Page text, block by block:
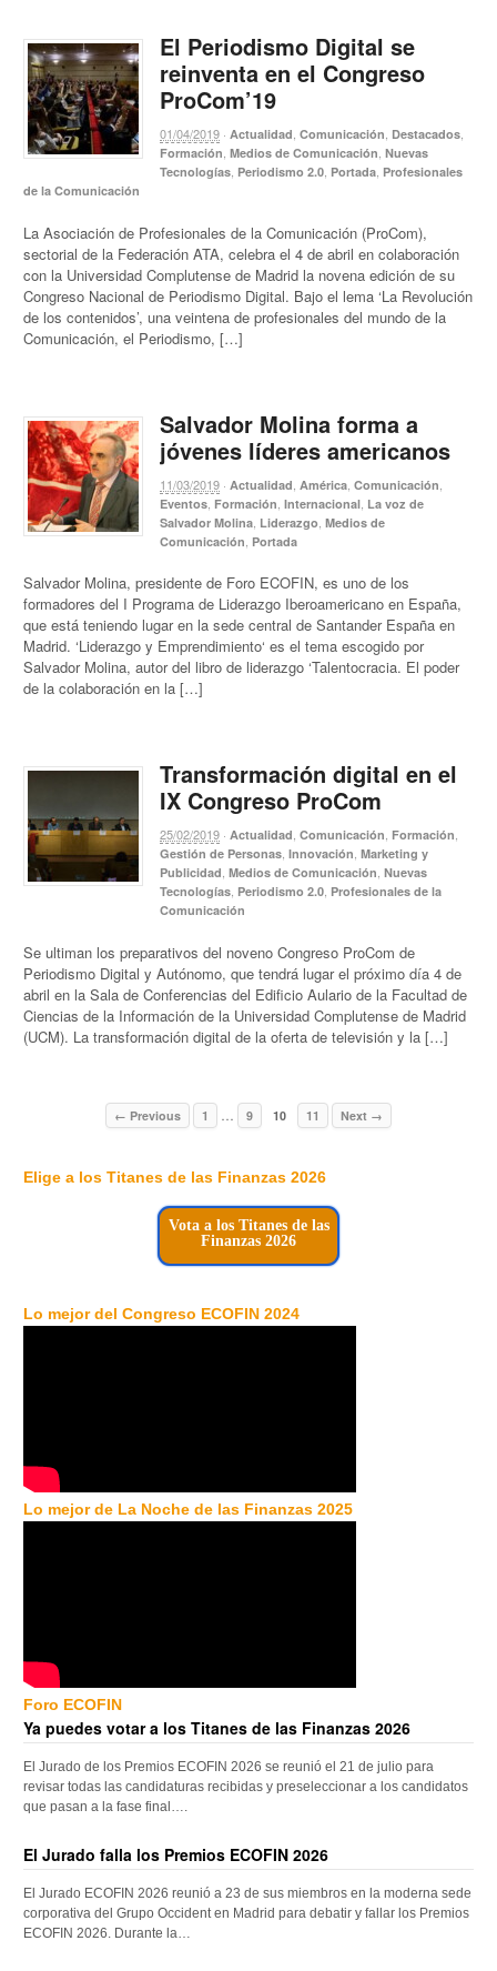
El Periodismo Digital se
reinventa en el Congreso
ProCom’19
01/04/2019 · Actualidad ,Comunicación Destacados
Formación ,Medios de Comunicación ,Nuevas
Tecnologías Periodismo 2.0 Portada Profesionales
de la Comunicación
La Asociación de Profesionales de la Comunicación (ProCom),
sectorial de la Federación ATA, celebra el 4 de abril en colaboración
con la Universidad Complutense de Madrid la novena edición de su
Congreso Nacional de Periodismo Digital. Bajo el lema ‘La Revolución
de los contenidos’, una veintena de profesionales del mundo de la
Comunicación, el Periodismo, […]
Salvador Molina forma a
jóvenes líderes americanos
11/03/2019 · Actualidad América ,Comunicación
Eventos Formación ,Internacional La voz de
Salvador Molina Liderazgo ,Medios de
Comunicación Portada
Salvador Molina, presidente de Foro ECOFIN, es uno de los
formadores del I Programa de Liderazgo Iberoamericano en España,
que está teniendo lugar en la sede central de Santander España en
Madrid. ‘Liderazgo y Emprendimiento‘ es el tema escogido por
Salvador Molina, autor del libro de liderazgo ‘Talentocracia. El poder
de la colaboración en la […]
Transformación digital en el
IX Congreso ProCom
25/02/2019 · Actualidad ,Comunicación Formación
Gestión de Personas ,Innovación ,Marketing y
Publicidad ,Medios de Comunicación ,Nuevas
Tecnologías Periodismo 2.0 Profesionales de la
Comunicación
Se ultiman los preparativos del noveno Congreso ProCom de
Periodismo Digital y Autónomo, que tendrá lugar el próximo día 4 de
abril en la Sala de Conferencias del Edificio Aulario de la Facultad de
Ciencias de la Información de la Universidad Complutense de Madrid
(UCM). La transformación digital de la oferta de televisión y la […]
← Previous 1 9 10 11 Next →
Elige a los Titanes de las Finanzas 2026
Vota a los Titanes de las
Finanzas 2026
Lo mejor del Congreso ECOFIN 2024
Lo mejor de La Noche de las Finanzas 2025
Foro ECOFIN
Ya puedes votar a los Titanes de las Finanzas 2026
El Jurado de los Premios ECOFIN 2026 se reunió el 21 de julio para
revisar todas las candidaturas recibidas y preseleccionar a los candidatos
que pasan a la fase final….
El Jurado falla los Premios ECOFIN 2026
El Jurado ECOFIN 2026 reunió a 23 de sus miembros en la moderna sede
corporativa del Grupo Occident en Madrid para debatir y fallar los Premios
ECOFIN 2026. Durante la…